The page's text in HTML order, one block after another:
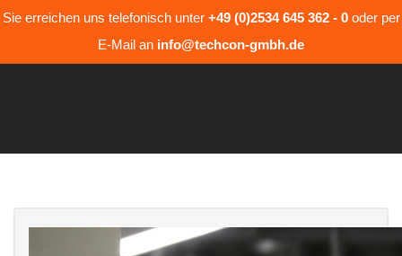
Sie erreichen uns telefonisch unter +49 (0)2534 645 362 - 0 oder per
E-Mail an info@techcon-gmbh.de